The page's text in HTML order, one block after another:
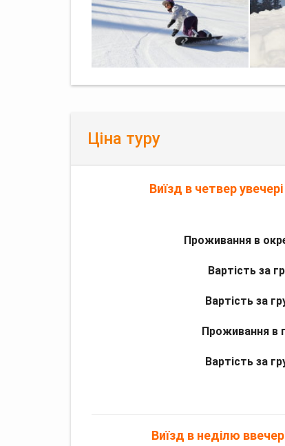
Ціна туру
Виїзд в четвер
Проживання в
Вартість за
Вартість за
Проживання в
Вартість за
Виїзд в неділю